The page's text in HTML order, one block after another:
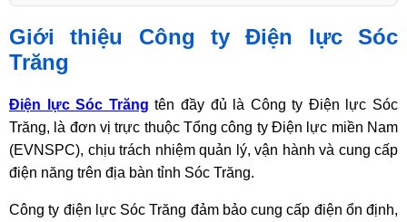
Giới thiệu Công ty Điện lực Sóc
Trăng
Điện lực Sóc Trăng tên đầy đủ là Công ty Điện lực Sóc
Trăng, là đơn vị trực thuộc Tổng công ty Điện lực miền Nam
(EVNSPC), chịu trách nhiệm quản lý, vận hành và cung cấp
điện năng trên địa bàn tỉnh Sóc Trăng.
Công ty điện lực Sóc Trăng đảm bảo cung cấp điện ổn định,